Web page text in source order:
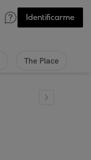
Identificarme
The Place